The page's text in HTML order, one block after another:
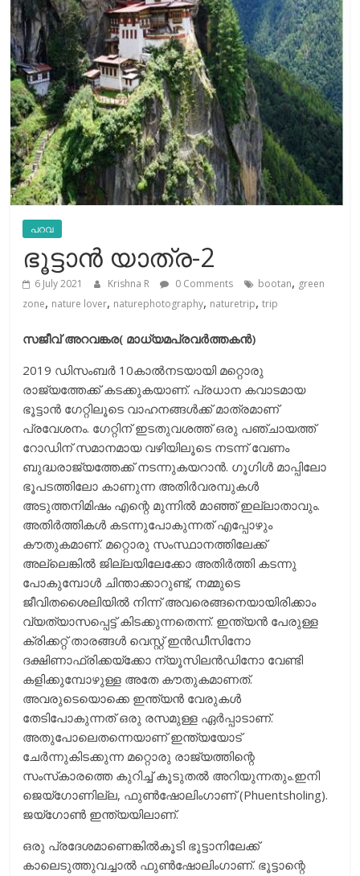
പറവ
ഭൂട്ടാന്‍ യാത്ര-2
6 July 2021 Krishna R 0 Comments bootan, green
zone, nature lover, naturephotography, naturetrip,trip
സജീവ് അറവങ്കര( മാധ്യമപ്രവര്‍ത്തകന്‍)
2019 ഡിസംബര്‍ 10കാല്‍നടയായി മറ്റൊരു
രാജ്യത്തേക്ക് കടക്കുകയാണ്. പ്രധാന കവാടമായ
ഭൂട്ടാന്‍ ഗേറ്റിലൂടെ വാഹനങ്ങള്‍ക്ക് മാത്രമാണ്
പ്രവേശനം. ഗേറ്റിന് ഇടതുവശത്ത് ഒരു പഞ്ചായത്ത്
റോഡിന് സമാനമായ വഴിയിലൂടെ നടന്ന് വേണം
ബുദ്ധരാജ്യത്തേക്ക് നടന്നുകയറാന്‍. ഗൂഗിള്‍ മാപ്പിലോ
ഭൂപടത്തിലോ കാണുന്ന അതിര്‍വരമ്പുകള്‍
അടുത്തനിമിഷം എന്റെ മുന്നില്‍ മാഞ്ഞ് ഇല്ലാതാവും.
അതിര്‍ത്തികള്‍ കടന്നുപോകുന്നത് എപ്പോഴും
കൗതുകമാണ്. മറ്റൊരു സംസ്ഥാനത്തിലേക്ക്
അല്ലെങ്കില്‍ ജില്ലയിലേക്കോ അതിര്‍ത്തി കടന്നു
പോകുമ്പോള്‍ ചിന്താക്കാറുണ്ട്, നമ്മുടെ
ജീവിതശൈലിയില്‍ നിന്ന് അവരെങ്ങനെയായിരിക്കാം
വ്യത്യാസപ്പെട്ട് കിടക്കുന്നതെന്ന്. ഇന്ത്യന്‍ പേരുള്ള
ക്രിക്കറ്റ് താരങ്ങള്‍ വെസ്റ്റ് ഇന്‍ഡീസിനോ
ദക്ഷിണാഫ്രിക്കയ്‌ക്കോ ന്യൂസിലന്‍ഡിനോ വേണ്ടി
കളിക്കുമ്പോഴുള്ള അതേ കൗതുകമാണത്.
അവരുടെയൊക്കെ ഇന്ത്യന്‍ വേരുകള്‍
തേടിപോകുന്നത് ഒരു രസമുള്ള ഏര്‍പ്പാടാണ്.
അതുപോലെതന്നെയാണ് ഇന്ത്യയോട്
ചേര്‍ന്നുകിടക്കുന്ന മറ്റൊരു രാജ്യത്തിന്റെ
സംസ്‌കാരത്തെ കുറിച്ച് കൂടുതല്‍ അറിയുന്നതും.ഇനി
ജെയ്‌ഗോണില്ല, ഫുണ്‍ഷോലിംഗാണ് (Phuentsholing).
ജയ്‌ഗോണ്‍ ഇന്ത്യയിലാണ്.
ഒരു പ്രദേശമാണെങ്കില്‍കൂടി ഭൂട്ടാനിലേക്ക്
കാലെടുത്തുവച്ചാല്‍ ഫുണ്‍ഷോലിംഗാണ്. ഭൂട്ടാന്റെ